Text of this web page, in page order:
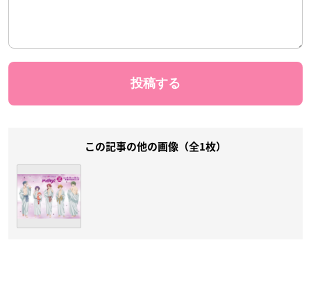
この記事の他の画像（全1枚）